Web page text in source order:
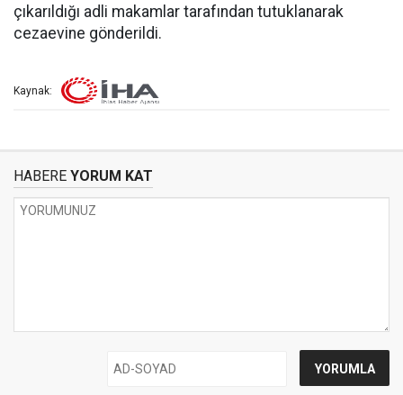
çıkarıldığı adli makamlar tarafından tutuklanarak
cezaevine gönderildi.
Kaynak:
HABERE YORUM KAT